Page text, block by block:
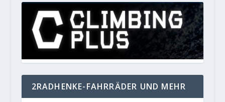
2RADHENKE-FAHRRÄDER UND MEHR